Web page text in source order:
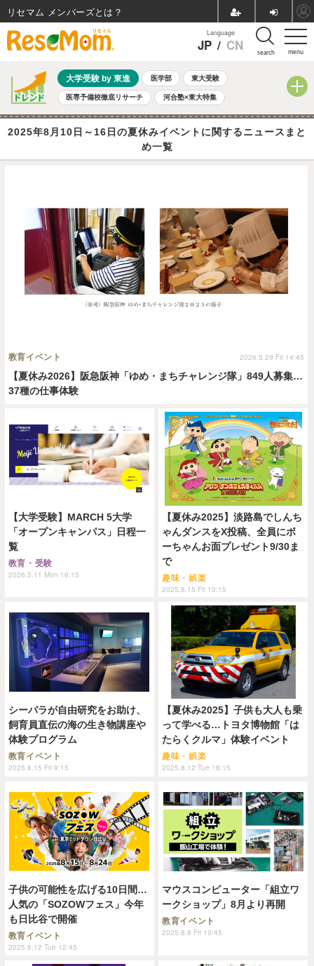
menu
Language
JP / CN search
大学受験 by 東進 医学部 東大受験
医専予備校徹底リサーチ 河合塾×東大特集
親子で考える大学選び 高校受験 中学受験 小学校受験
共通テスト 夏休み 8月開催学校説明会・相談会
全国公立高校 過去問
2025年8月10日～16日の夏休みイベントに関するニュースまと
め一覧
【夏休み2026】阪急阪神「ゆめ・まちチャレンジ隊」849人募集…
37種の仕事体験
教育イベント 2026.5.29 Fri 14:45
【大学受験】MARCH 5大学
「オープンキャンパス」日程一
覧
教育・受験
2026.5.11 Mon 16:15
【夏休み2025】淡路島でしんち
ゃんダンスをX投稿、全員にボ
ーちゃんお面プレゼント9/30ま
で
趣味・娯楽
2025.8.15 Fri 10:15
シーパラが自由研究をお助け、
飼育員直伝の海の生き物講座や
体験プログラム
教育イベント
2025.8.15 Fri 9:15
【夏休み2025】子供も大人も乗
って学べる…トヨタ博物館「は
たらくクルマ」体験イベント
趣味・娯楽
2025.8.12 Tue 18:15
子供の可能性を広げる10日間…
人気の「SOZOWフェス」今年
も日比谷で開催
教育イベント
2025.8.12 Tue 12:45
マウスコンピューター「組立ワ
ークショップ」8月より再開
教育イベント
2025.8.8 Fri 19:45
リセマム メンバーズ